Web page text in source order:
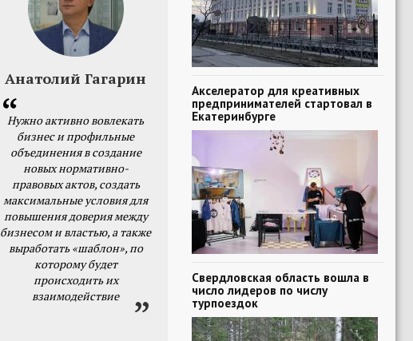
Анатолий Гагарин
Нужно активно вовлекать
бизнес и профильные
объединения в создание
новых нормативно-
правовых актов, создать
максимальные условия для
повышения доверия между
бизнесом и властью, а также
выработать «шаблон», по
которому будет
происходить их
взаимодействие
Акселератор для креативных
предпринимателей стартовал в
Екатеринбурге
Свердловская область вошла в
число лидеров по числу
турпоездок